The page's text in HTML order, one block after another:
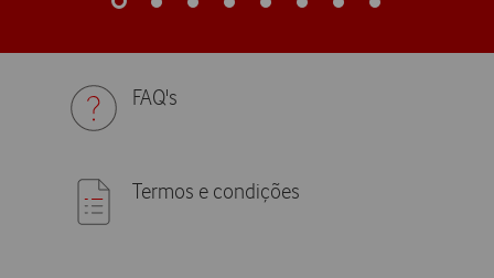
go
go
go
go
go
go
go
go
FAQ's
Termos e condições